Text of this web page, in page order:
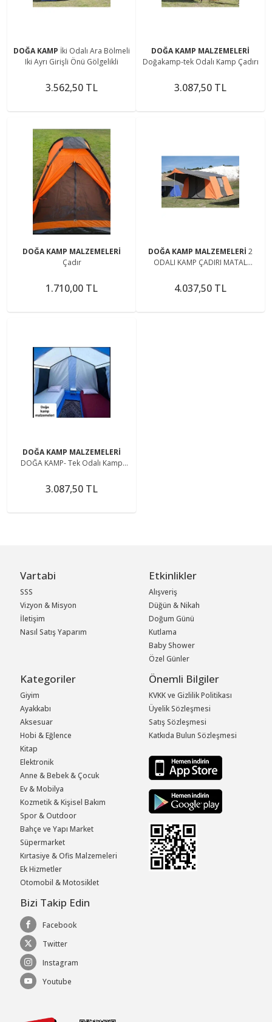
DOĞA KAMP İki Odalı Ara Bölmeli
Iki Ayrı Girişli Önü Gölgelikli
3.562,50 TL
DOĞA KAMP MALZEMELERİ
Doğakamp-tek Odalı Kamp Çadırı
3.087,50 TL
DOĞA KAMP MALZEMELERİ
Çadır
1.710,00 TL
DOĞA KAMP MALZEMELERİ 2
ODALI KAMP ÇADIRI MATAL
4.037,50 TL
DOĞA KAMP MALZEMELERİ
DOĞA KAMP- Tek Odalı Kamp
3.087,50 TL
Vartabi
SSS
Vizyon & Misyon
İletişim
Nasıl Satış Yaparım
Etkinlikler
Alışveriş
Düğün & Nikah
Doğum Günü
Kutlama
Baby Shower
Özel Günler
Kategoriler
Giyim
Ayakkabı
Aksesuar
Hobi & Eğlence
Kitap
Elektronik
Anne & Bebek & Çocuk
Ev & Mobilya
Kozmetik & Kişisel Bakım
Spor & Outdoor
Bahçe ve Yapı Market
Süpermarket
Kırtasiye & Ofis Malzemeleri
Ek Hizmetler
Otomobil & Motosiklet
Önemli Bilgiler
KVKK ve Gizlilik Politikası
Üyelik Sözleşmesi
Satış Sözleşmesi
Katkıda Bulun Sözleşmesi
Bizi Takip Edin
Facebook
Twitter
Instagram
Youtube